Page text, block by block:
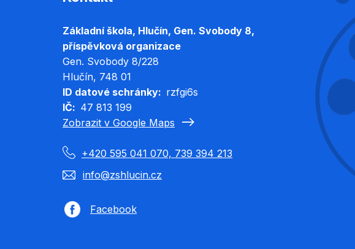
Základní škola, Hlučín, Gen. Svobody 8,
příspěvková organizace
Gen. Svobody 8/228
Hlučín, 748 01
ID datové schránky
rzfgi6s
IČ
47 813 199
Zobrazit v Google Maps
+420 595 041 070, 739 394 213
info@zshlucin.cz
Facebook